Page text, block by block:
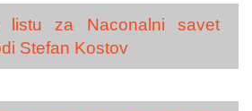
listu za Naconalni savet
Stefan Kostov